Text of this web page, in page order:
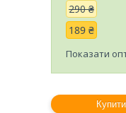
290 ₴
189 ₴
Показати
Купити